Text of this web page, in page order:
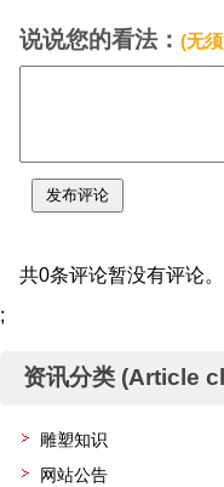
说说您的看法： (无
共0条评论暂没有评论。
;
资讯分类 (Article
雕塑知识
网站公告